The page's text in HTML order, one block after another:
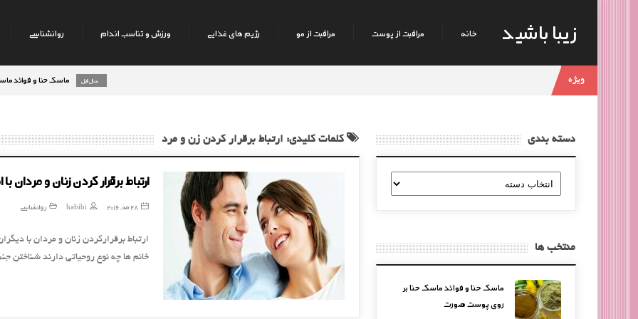
زیبا باشید خانه مراقبت از پوست مراقبت از مو رژیم های غذایی ورزش و تناسب اندام روانشناسی
ویژه ماسک حنا و فوائد ماسک
کلمات کلیدی: ارتباط برقرار کردن زن و مرد
ارتباط برقرار کردن زنان و مردان با
28 مه, 2016 habibi روانشناسی
ارتباط برقرارکردن زنان و مردان با
خانم ها چه نوع روحیاتی دارند شناختن
دسته بندی
دسته
بندی
منتخب ها
ماسک حنا و فوائد ماسک حنا بر
روی پوست صورت